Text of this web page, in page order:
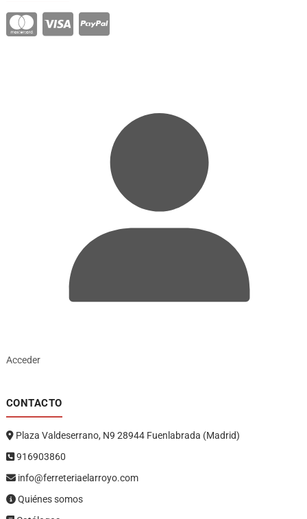
Acceder
CONTACTO
Plaza Valdeserrano, N9 28944 Fuenlabrada (Madrid)
916903860
info@ferreteriaelarroyo.com
Quiénes somos